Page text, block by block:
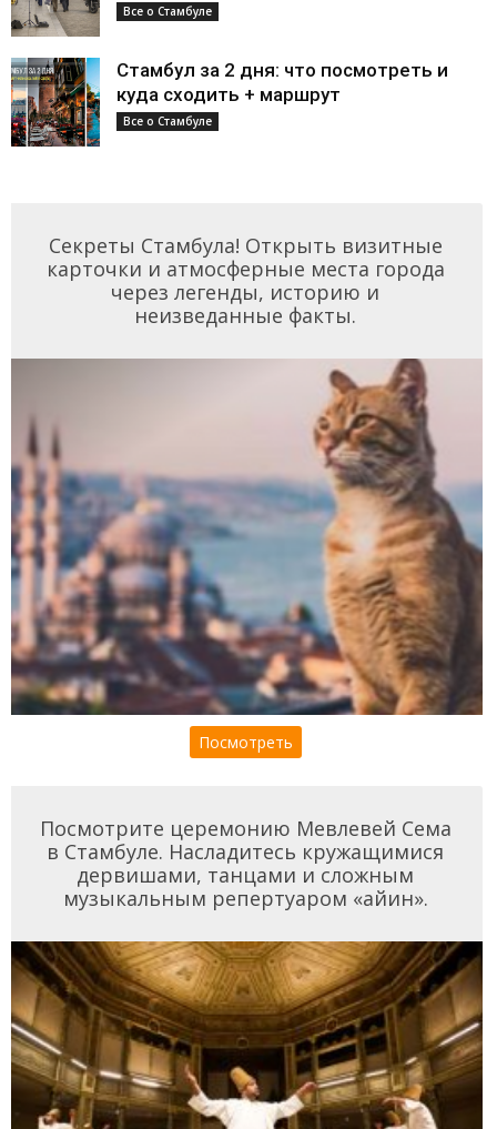
Все о Стамбуле
Стамбул за 2 дня: что посмотреть и
куда сходить + маршрут
Все о Стамбуле
Секреты Стамбула! Открыть визитные
карточки и атмосферные места города
через легенды, историю и
неизведанные факты.
Посмотреть
Посмотрите церемонию Мевлевей Сема
в Стамбуле. Насладитесь кружащимися
дервишами, танцами и сложным
музыкальным репертуаром «айин».